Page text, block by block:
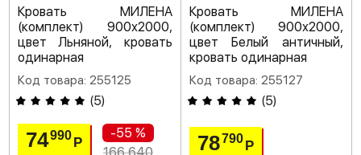
Кровать МИЛЕНА
(комплект) 900х2000,
цвет Льняной, кровать
одинарная
Код товара: 255125
(5)
74990 Р
-55 %
Кровать МИЛЕНА
(комплект) 900х2000,
цвет Белый античный,
кровать одинарная
Код товара: 255127
(5)
78790 Р